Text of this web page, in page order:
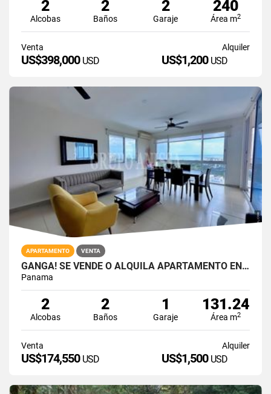
2
Alcobas
2
Baños
2
Garaje
240
Área m2
Venta
US$398,000 USD
Alquiler
US$1,200 USD
APARTAMENTO VENTA
GANGA! SE VENDE O ALQUILA APARTAMENTO EN PLAYA BLANCA THE FOUNDERS
Panama
2
Alcobas
2
Baños
1
Garaje
131.24
Área m2
Venta
US$174,550 USD
Alquiler
US$1,500 USD